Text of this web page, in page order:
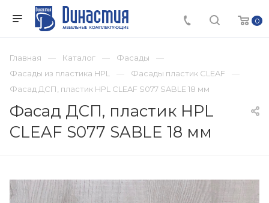
0
Главная Каталог
Фасады
Фасады из пластика HPL
Фасады пластик CLEAF
Фасад ДСП, пластик HPL CLEAF S077 SABLE 18 мм
Фасад ДСП, пластик HPL
CLEAF S077 SABLE 18 мм